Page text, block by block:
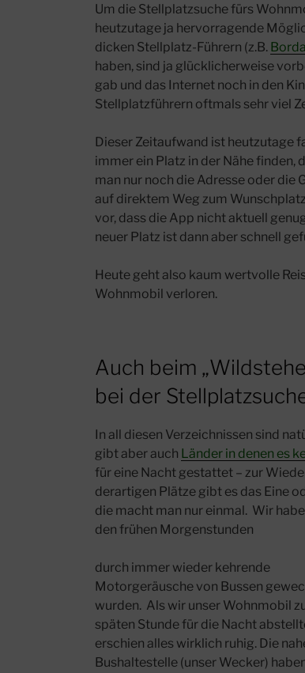
Um die Stellplatzsuche fürs
heutzutage ja hervorragende
dicken Stellplatz-Führern (z.B.
haben, sind ja glücklicherweise
gab und das Internet noch in den
Stellplatzführern oftmals sehr viel
Dieser Zeitaufwand ist heutzutage
immer ein Platz in der Nähe finden,
man nur noch die Adresse oder die
auf direktem Weg zum
vor, dass die App nicht aktuell
neuer Platz ist dann aber schnell
Heute geht also kaum wertvolle
Wohnmobil verloren.
Auch beim
bei der
In all diesen Verzeichnissen sind
gibt aber auch Länder in denen es
für eine Nacht gestattet – zur
derartigen Plätze gibt es das Eine
die macht man nur einmal. Wir
den frühen Morgenstunden
durch immer wieder kehrende
Motorgeräusche von Bussen
wurden. Als wir unser Wohnmobil
späten Stunde für die Nacht
erschien alles wirklich ruhig. Die
Bushaltestelle (unser Wecker)